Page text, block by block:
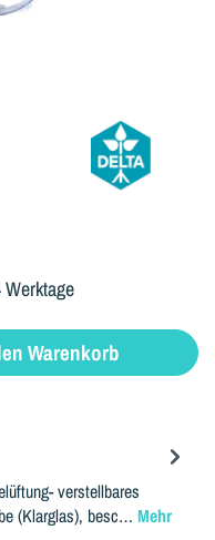
Wert ein oder benutze
Warenkorb
verstellbares
(Klarglas), besc… Mehr